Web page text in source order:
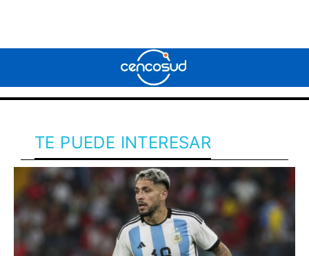
TE PUEDE INTERESAR